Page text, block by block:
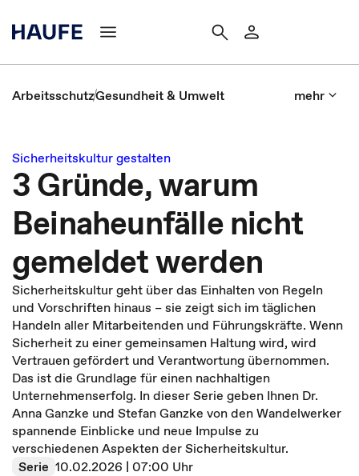
ArbeitsschutzGesundheit & Umwelt mehr
Sicherheitskultur gestalten
3 Gründe, warum
Beinaheunfälle nicht
gemeldet werden
Sicherheitskultur geht über das Einhalten von Regeln
und Vorschriften hinaus – sie zeigt sich im täglichen
Handeln aller Mitarbeitenden und Führungskräfte. Wenn
Sicherheit zu einer gemeinsamen Haltung wird, wird
Vertrauen gefördert und Verantwortung übernommen.
Das ist die Grundlage für einen nachhaltigen
Unternehmenserfolg. In dieser Serie geben Ihnen Dr.
Anna Ganzke und Stefan Ganzke von den Wandelwerker
spannende Einblicke und neue Impulse zu
verschiedenen Aspekten der Sicherheitskultur.
Serie 10.02.2026 | 07:00 Uhr